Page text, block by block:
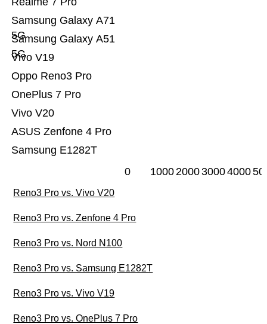
Samsung E1282T
ASUS Zenfone 4 Pro
Vivo V20
OnePlus 7 Pro
Oppo Reno3 Pro
Vivo V19
Samsung Galaxy A51
5G
Samsung Galaxy A71
5G
0 1000200030004000
Reno3 Pro vs. Vivo V20
Reno3 Pro vs. Zenfone 4 Pro
Reno3 Pro vs. Nord N100
Reno3 Pro vs. Samsung E1282T
Reno3 Pro vs. Vivo V19
Reno3 Pro vs. OnePlus 7 Pro